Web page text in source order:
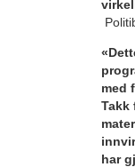
med
Takk
har